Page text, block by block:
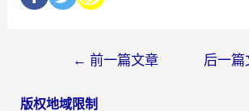
← 前一篇文章 后一篇
版权地域限制